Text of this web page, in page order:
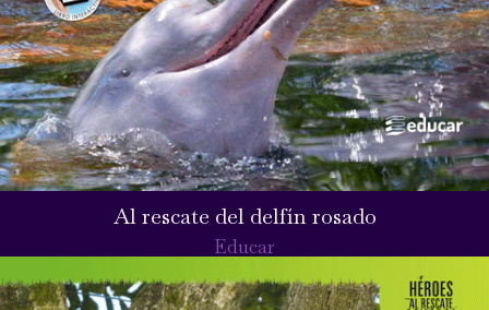
Al rescate del delfín rosado
Educar